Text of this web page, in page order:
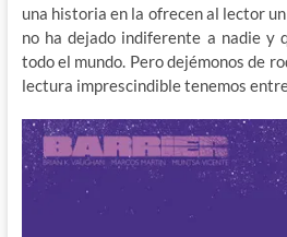
una historia en la ofrecen al lector
no ha dejado indiferente a nadie y
todo el mundo. Pero dejémonos de
lectura imprescindible tenemos